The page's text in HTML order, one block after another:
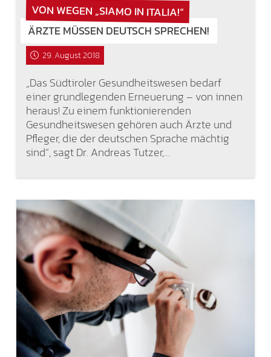
VON WEGEN „SIAMO IN ITALIA!“
ÄRZTE MÜSSEN DEUTSCH SPRECHEN!
29. August 2018
„Das Südtiroler Gesundheitswesen bedarf
einer grundlegenden Erneuerung – von innen
heraus! Zu einem funktionierenden
Gesundheitswesen gehören auch Ärzte und
Pfleger, die der deutschen Sprache mächtig
sind“, sagt Dr. Andreas Tutzer,…